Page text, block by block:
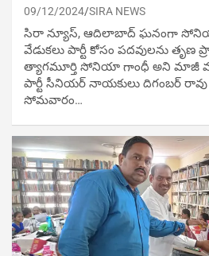
09/12/2024 SIRA NEWS
సిరా న్యూస్, ఆదిలాబాద్ ఘ‌నంగా
వేడుక‌లు పార్టీ కోసం ప‌ద‌వుల‌ను తృణ
త్యాగమూర్తి సోనియా గాంధీ అని మాజీ
పార్టీ సీనియ‌ర్ నాయ‌కులు దిగంబ‌ర్
సోమవారం…